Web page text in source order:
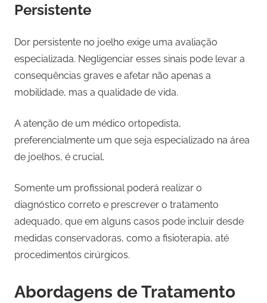
Persistente
Dor persistente no joelho exige uma avaliação
especializada. Negligenciar esses sinais pode levar a
consequências graves e afetar não apenas a
mobilidade, mas a qualidade de vida.
A atenção de um médico ortopedista,
preferencialmente um que seja especializado na área
de joelhos, é crucial.
Somente um profissional poderá realizar o
diagnóstico correto e prescrever o tratamento
adequado, que em alguns casos pode incluir desde
medidas conservadoras, como a fisioterapia, até
procedimentos cirúrgicos.
Abordagens de Tratamento